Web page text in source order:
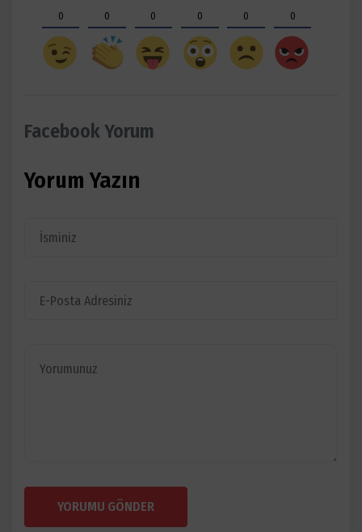
0 0 0 0 0 0
Facebook Yorum
Yorum Yazın
YORUMU GÖNDER